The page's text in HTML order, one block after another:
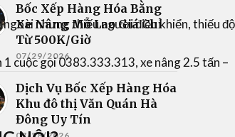
ngoài nhưng thiếu người điều khiển, thiếu
cuộc gọi 0383.333.313, xe nâng 2.5 tấn –
Bốc Xếp Hàng Hóa Bằng
Xe Nâng Mỗ Lao Giá Chỉ
Từ 500K/Giờ
07/29/2026
Dịch Vụ Bốc Xếp Hàng Hóa
Khu đô thị Văn Quán Hà
Đông Uy Tín